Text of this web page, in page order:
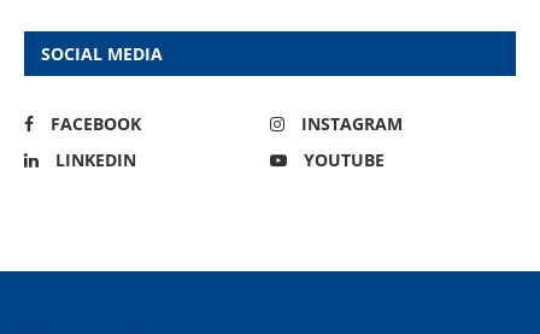
SOCIAL MEDIA
FACEBOOK
INSTAGRAM
LINKEDIN
YOUTUBE